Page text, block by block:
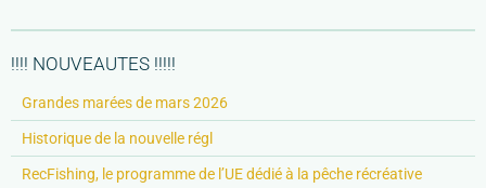
!!!! NOUVEAUTES !!!!!
Grandes marées de mars 2026
Historique de la nouvelle régl
RecFishing, le programme de l’UE dédié à la pêche récréative